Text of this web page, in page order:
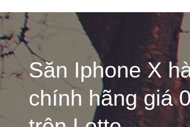
Săn Iphone X
chính hãng giá